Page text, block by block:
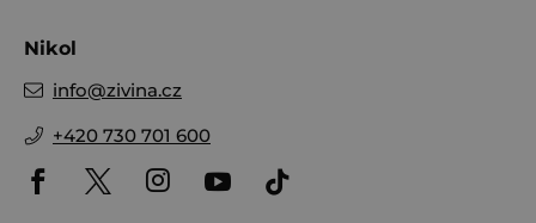
Nikol
info@zivina.cz
+420 730 701 600